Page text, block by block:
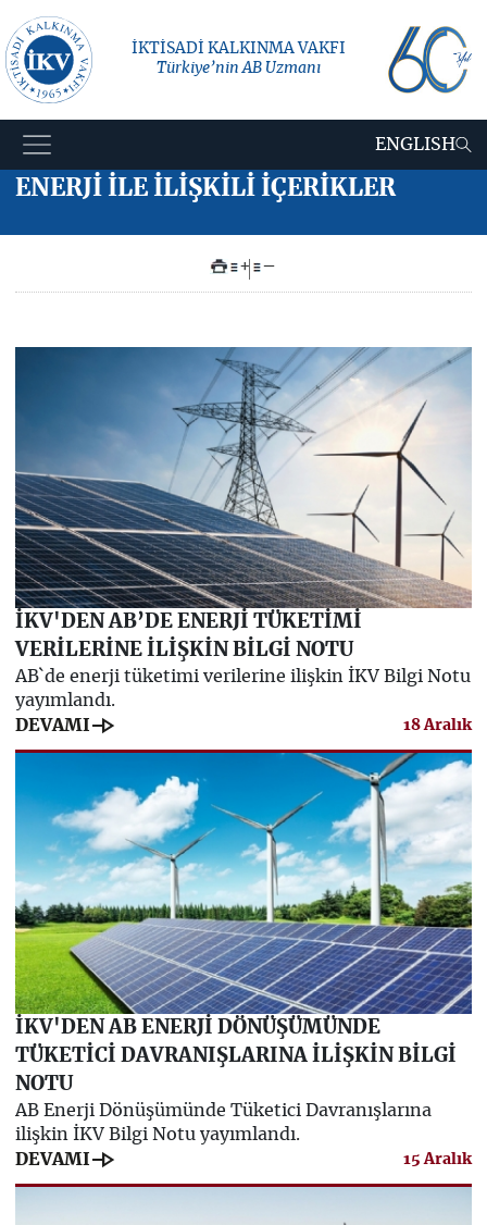
İKTİSADİ KALKINMA VAKFI
Türkiye’nin AB Uzmanı
ENGLISH
ENERJİ İLE İLİŞKİLİ İÇERİKLER
+ –
İKV'DEN AB’DE ENERJİ TÜKETİMİ
VERİLERİNE İLİŞKİN BİLGİ NOTU
AB`de enerji tüketimi verilerine ilişkin İKV Bilgi Notu
yayımlandı.
DEVAMI line_end_arrow 18 Aralık
İKV'DEN AB ENERJİ DÖNÜŞÜMÜNDE
TÜKETİCİ DAVRANIŞLARINA İLİŞKİN BİLGİ
NOTU
AB Enerji Dönüşümünde Tüketici Davranışlarına
ilişkin İKV Bilgi Notu yayımlandı.
DEVAMI line_end_arrow 15 Aralık